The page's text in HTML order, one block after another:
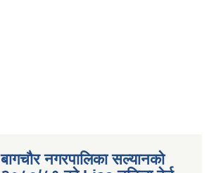
बागचौर नगरपालिका सल्यानको